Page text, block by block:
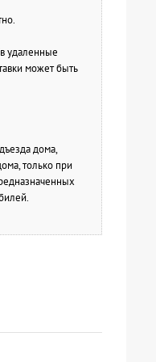
удаленные
может быть
дома,
только при